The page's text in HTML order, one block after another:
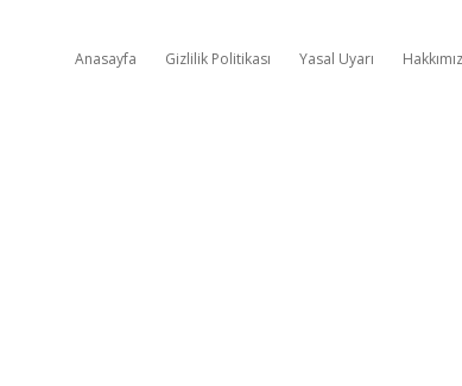
Anasayfa Gizlilik Politikası Yasal Uyarı